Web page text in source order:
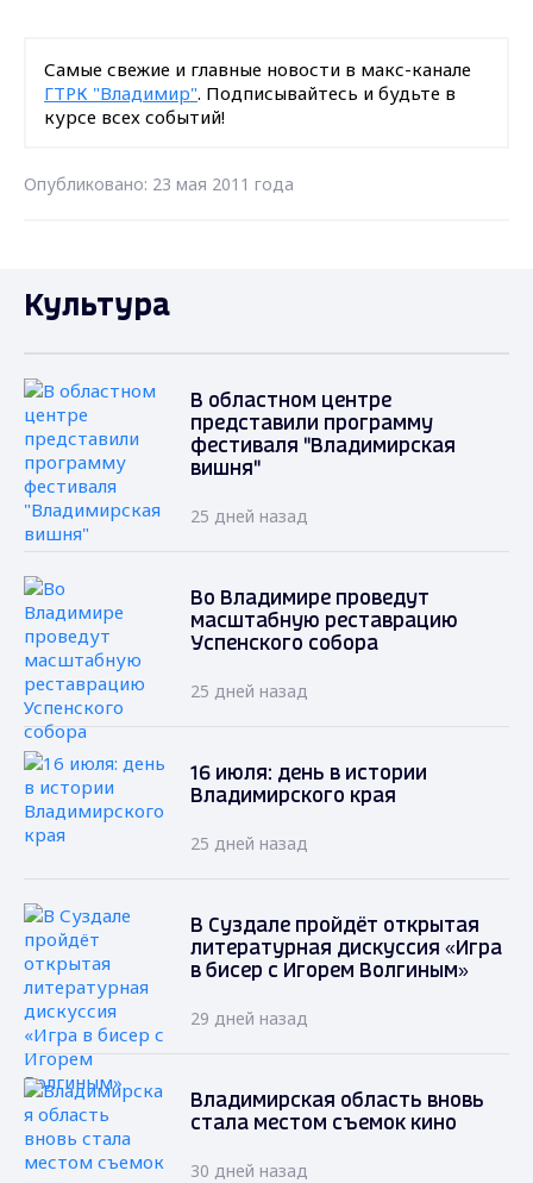
Самые свежие и главные новости в макс-канале
ГТРК "Владимир". Подписывайтесь и будьте в
курсе всех событий!
Опубликовано: 23 мая 2011 года
Культура
В областном центре
представили программу
фестиваля "Владимирская
вишня"
25 дней назад
Во Владимире проведут
масштабную реставрацию
Успенского собора
25 дней назад
16 июля: день в истории
Владимирского края
25 дней назад
В Суздале пройдёт открытая
литературная дискуссия «Игра
в бисер с Игорем Волгиным»
29 дней назад
Владимирская область вновь
стала местом съемок кино
30 дней назад